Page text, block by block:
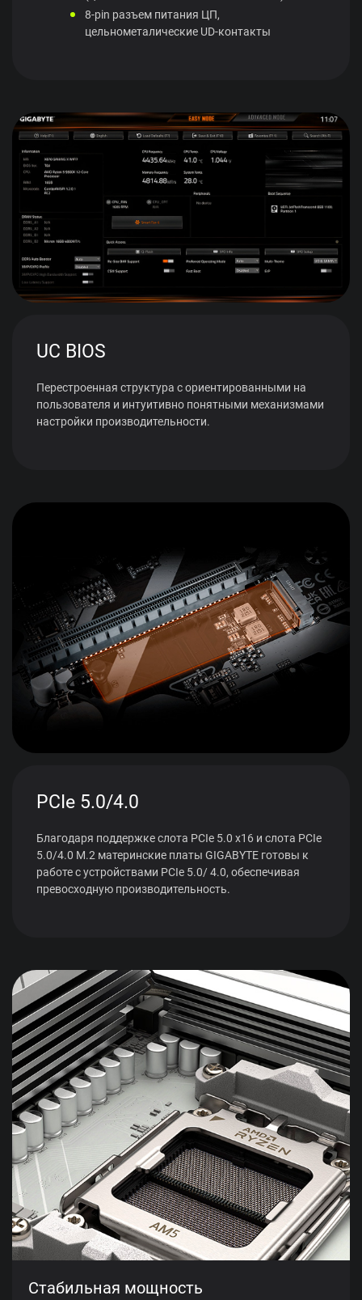
8-pin разъем питания ЦП,
цельнометалические UD-контакты
UC BIOS
Перестроенная структура с ориентированными на
пользователя и интуитивно понятными механизмами
настройки производительности.
PCIe 5.0/4.0
Благодаря поддержке слота PCIe 5.0 x16 и слота PCIe
5.0/4.0 M.2 материнские платы GIGABYTE готовы к
работе с устройствами PCIe 5.0/ 4.0, обеспечивая
превосходную производительность.
Стабильная мощность